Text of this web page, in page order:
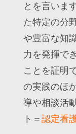
とを言いま
た特定の分
や豊富な知
力を発揮で
ことを証明
の実践のほ
導や相談活
ト＝認定看